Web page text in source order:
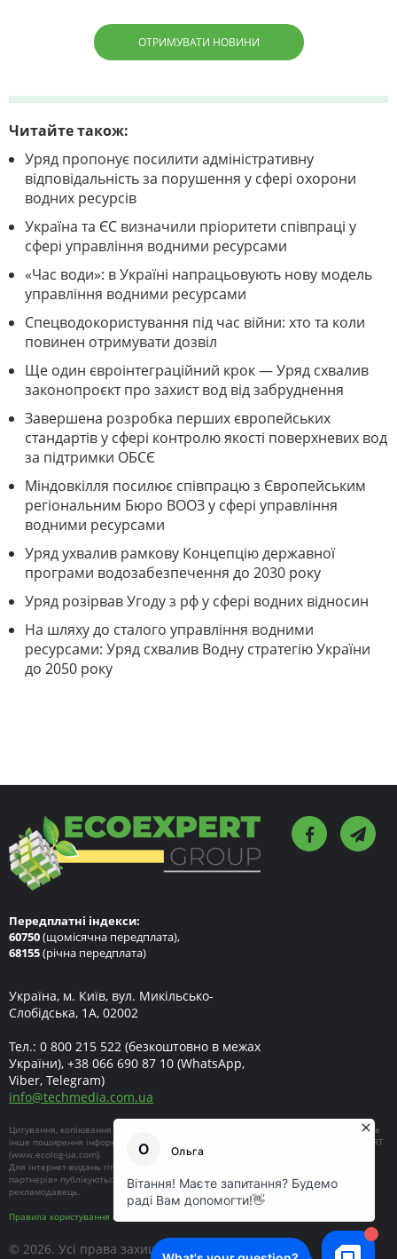
ОТРИМУВАТИ НОВИНИ
Читайте також:
Уряд пропонує посилити адміністративну
відповідальність за порушення у сфері охорони
водних ресурсів
Україна та ЄС визначили пріоритети співпраці у
сфері управління водними ресурсами
«Час води»: в Україні напрацьовують нову модель
управління водними ресурсами
Спецводокористування під час війни: хто та коли
повинен отримувати дозвіл
Ще один євроінтеграційний крок — Уряд схвалив
законопроєкт про захист вод від забруднення
Завершена розробка перших європейських
стандартів у сфері контролю якості поверхневих вод
за підтримки ОБСЄ
Міндовкілля посилює співпрацю з Європейським
регіональним Бюро ВООЗ у сфері управління
водними ресурсами
Уряд ухвалив рамкову Концепцію державної
програми водозабезпечення до 2030 року
Уряд розірвав Угоду з рф у сфері водних відносин
На шляху до сталого управління водними
ресурсами: Уряд схвалив Водну стратегію України
до 2050 року
Передплатні індекси:
60750(щомісячна передплата),
68155(річна передплата)
Україна, м. Київ, вул. Микільсько-
Слобідська, 1А, 02002
Тел.: 0 800 215 522 (безкоштовно в межах
України), +38 066 690 87 10 (WhatsApp,
Viber, Telegram)
info@techmedia.com.ua
Цитування, копіювання окремих частин текстів чи зображень, передрук чи будь-яке
інше поширення інформації ECOEXPERT можливе за умови посилання на ECOEXPERT
(www.ecolog-ua.com).
Для інтернет-видань гіперпосилання є обов'язковим. Матеріали в блоці «Новини
партнерів» публікуються на правах реклами, відповідальність за їхній зміст несе
рекламодавець.
Правила користування сайтом
© 2026. Усі права захищені